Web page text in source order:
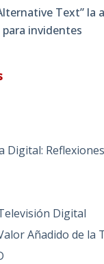
Text” la
para invidentes
Digital: Reflexiones
Digital
Añadido de la